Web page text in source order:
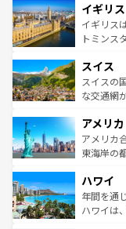
いる。シ
香り高い
らに、パ
れる地方
を参照し
顔を持つ
ルリンの
してライ
は、お酒好
ドイツ情
イギリス
イギリス
トミンス
リアごと
ティー、
戦など、
ンツ一覧
スイス
スイスの
な交通網
の建物が
博物館も
ことがで
ば市内交通
着のスイ
アメリカ
アメリカ
東海岸の
のような
ンメント
西部には
ハワイ
年間を通
ハワイは